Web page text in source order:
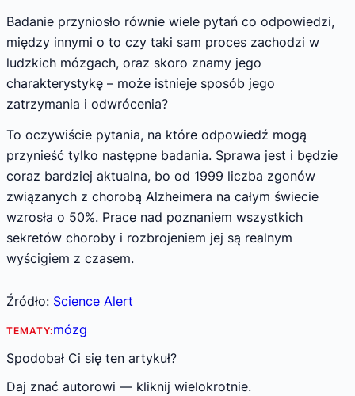
Badanie przyniosło równie wiele pytań co odpowiedzi,
między innymi o to czy taki sam proces zachodzi w
ludzkich mózgach, oraz skoro znamy jego
charakterystykę – może istnieje sposób jego
zatrzymania i odwrócenia?
To oczywiście pytania, na które odpowiedź mogą
przynieść tylko następne badania. Sprawa jest i będzie
coraz bardziej aktualna, bo od 1999 liczba zgonów
związanych z chorobą Alzheimera na całym świecie
wzrosła o 50%. Prace nad poznaniem wszystkich
sekretów choroby i rozbrojeniem jej są realnym
wyścigiem z czasem.
Źródło: Science Alert
TEMATY:mózg
Spodobał Ci się ten artykuł?
Daj znać autorowi — kliknij wielokrotnie.